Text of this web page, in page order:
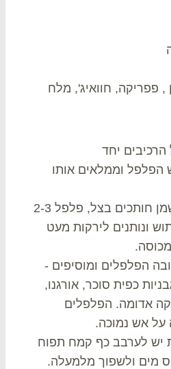
חוואיג', מלח
יחד
וממלאים אותו
בסיר עם כפית שמן חותכים בצל, פלפל 2-3
לירקות מעט
ומוסיפים -
סוכר, אורגנו,
הפלפלים
יש לערבב כף קמח תפוח
מלמעלה.